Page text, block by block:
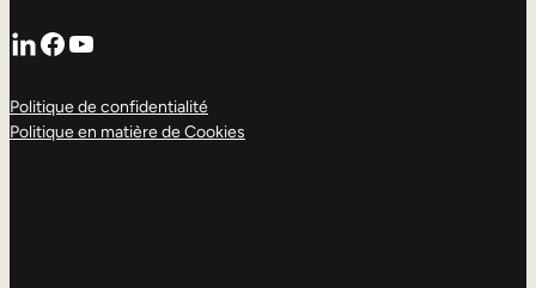
LinkedIn
Facebook
YouTube
Politique de confidentialité
Politique en matière de Cookies